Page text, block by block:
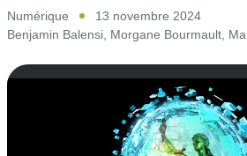
Numérique
13 novembre 2024
Benjamin Balensi Morgane Bourmault